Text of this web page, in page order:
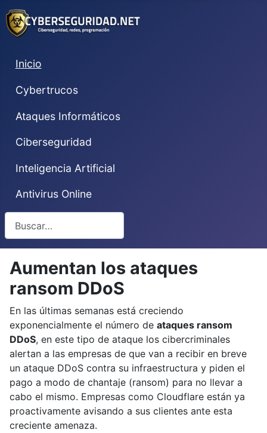
Inicio
Cybertrucos
Ataques Informáticos
Ciberseguridad
Inteligencia Artificial
Antivirus Online
Aumentan los ataques
ransom DDoS
En las últimas semanas está creciendo
exponencialmente el número de ataques ransom
DDoS, en este tipo de ataque los cibercriminales
alertan a las empresas de que van a recibir en breve
un ataque DDoS contra su infraestructura y piden el
pago a modo de chantaje (ransom) para no llevar a
cabo el mismo. Empresas como Cloudflare están ya
proactivamente avisando a sus clientes ante esta
creciente amenaza.